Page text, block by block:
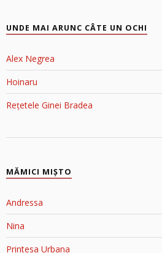
UNDE MAI ARUNC CÂTE UN OCHI
Alex Negrea
Hoinaru
Rețetele Ginei Bradea
MĂMICI MIŞTO
Andressa
Nina
Printesa Urbana